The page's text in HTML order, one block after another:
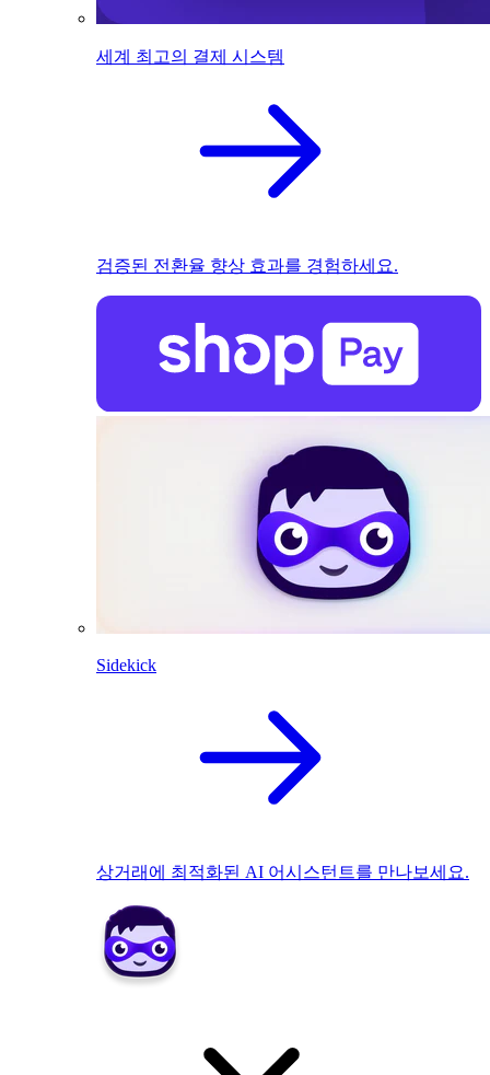
세계 최고의 결제 시스템
검증된 전환율 향상 효과를 경험하세요.
Sidekick
상거래에 최적화된 AI 어시스턴트를 만나보세요.